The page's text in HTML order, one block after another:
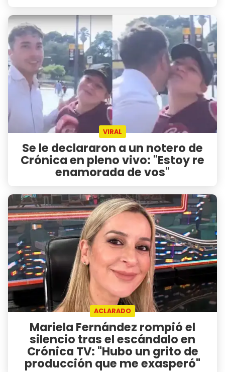
VIRAL
Se le declararon a un notero de
Crónica en pleno vivo: "Estoy re
enamorada de vos"
ACLARADO
Mariela Fernández rompió el
silencio tras el escándalo en
Crónica TV: "Hubo un grito de
producción que me exasperó"